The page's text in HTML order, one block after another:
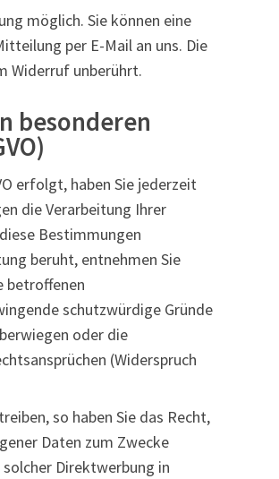
möglich. Sie können eine
per E-Mail an uns. Die
Widerruf unberührt.
besonderen
erfolgt, haben Sie jederzeit
die Verarbeitung Ihrer
Bestimmungen
beruht, entnehmen Sie
betroffenen
schutzwürdige Gründe
oder die
(Widerspruch
so haben Sie das Recht,
Daten zum Zwecke
Direktwerbung in